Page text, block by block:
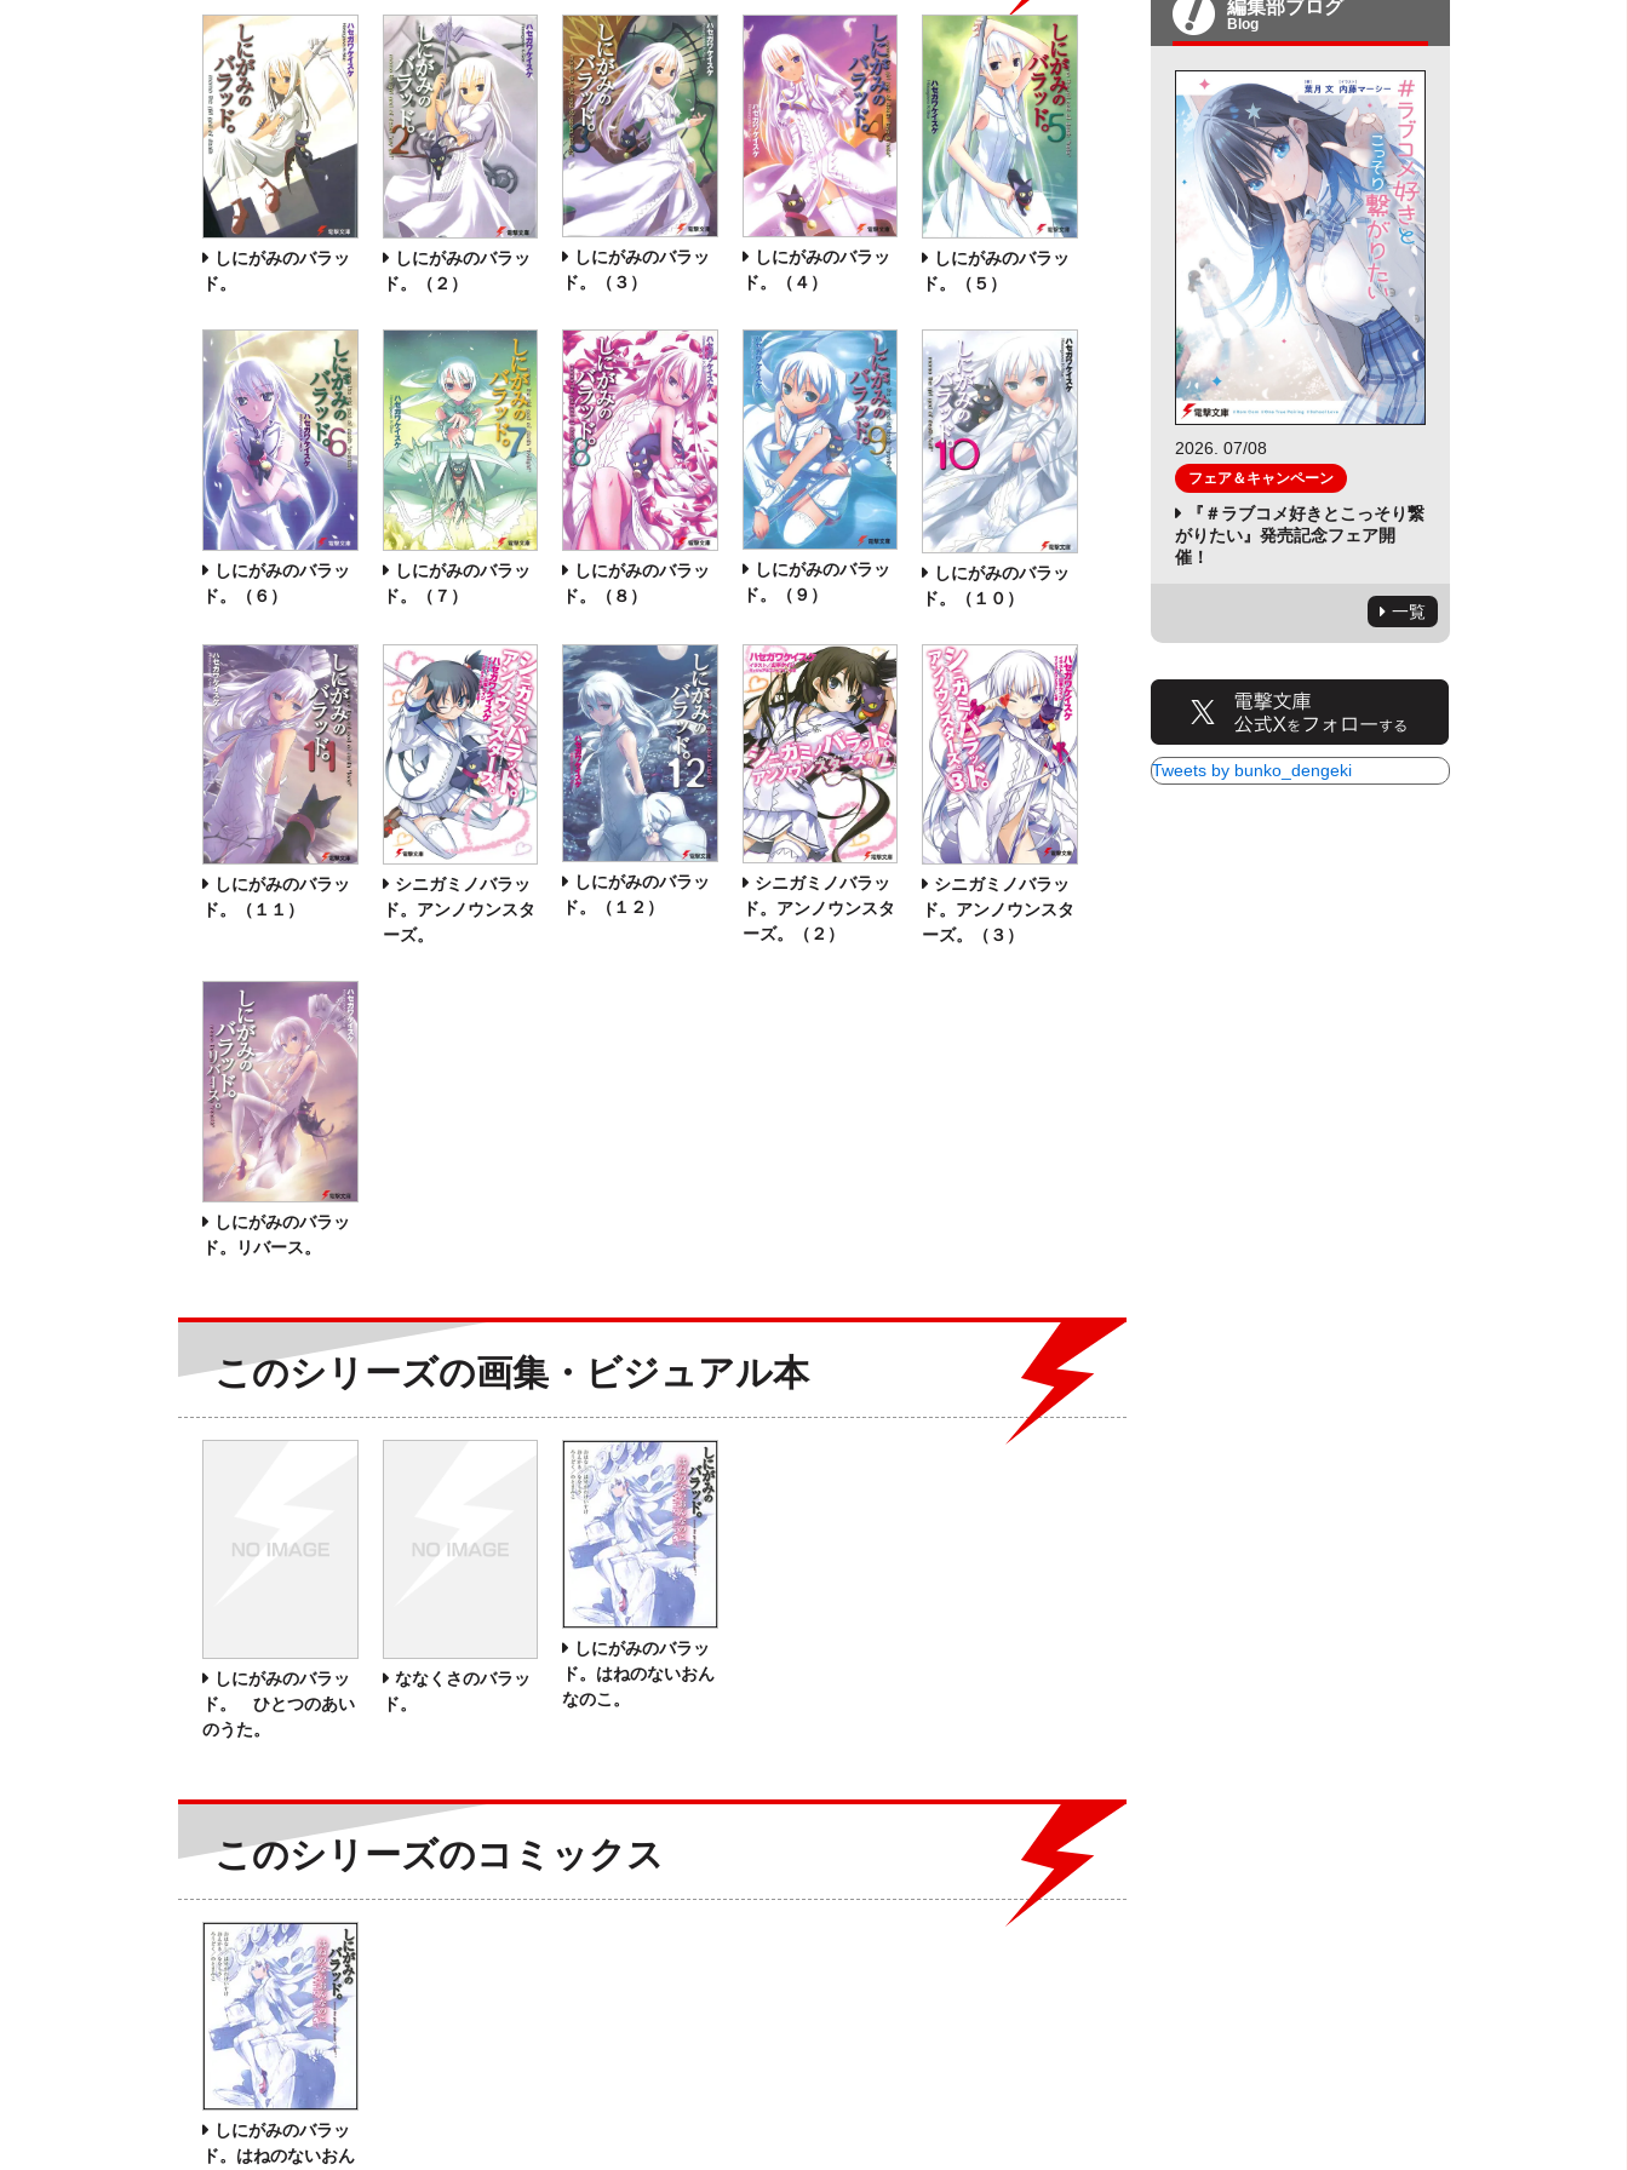
しにがみのバラッ
ド。
しにがみのバラッ
ド。（２）
しにがみのバラッ
ド。（３）
しにがみのバラッ
ド。（４）
しにがみのバラッ
ド。（５）
しにがみのバラッ
ド。（６）
しにがみのバラッ
ド。（７）
しにがみのバラッ
ド。（８）
しにがみのバラッ
ド。（９）
しにがみのバラッ
ド。（１０）
しにがみのバラッ
ド。（１１）
シニガミノバラッ
ド。アンノウンスタ
ーズ。
しにがみのバラッ
ド。（１２）
シニガミノバラッ
ド。アンノウンスタ
ーズ。（２）
シニガミノバラッ
ド。アンノウンスタ
ーズ。（３）
しにがみのバラッ
ド。リバース。
このシリーズの画集・ビジュアル本
しにがみのバラッ
ド。 ひとつのあい
のうた。
ななくさのバラッ
ド。
しにがみのバラッ
ド。はねのないおん
なのこ。
このシリーズのコミックス
しにがみのバラッ
ド。はねのないおん
編集部ブログ
Blog
2026. 07/08
フェア＆キャンペーン
『＃ラブコメ好きとこっそり繋
がりたい』発売記念フェア開
催！
一覧
Tweets by bunko_dengeki